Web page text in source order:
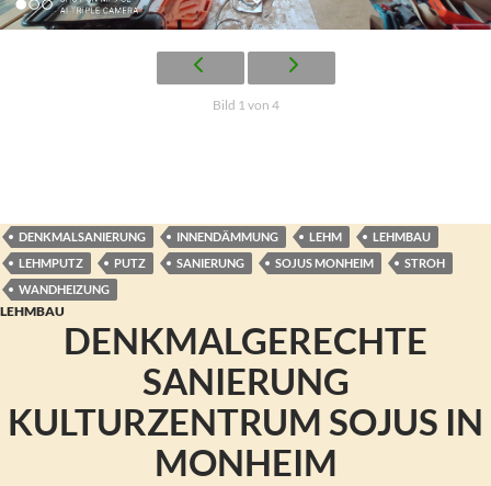
Bild 1 von 4
DENKMALSANIERUNG INNENDÄMMUNG LEHM
LEHMBAU
LEHMPUTZ
PUTZ SANIERUNG SOJUS MONHEIM
STROH
WANDHEIZUNG
LEHMBAU
DENKMALGERECHTE
SANIERUNG
KULTURZENTRUM SOJUS IN
MONHEIM